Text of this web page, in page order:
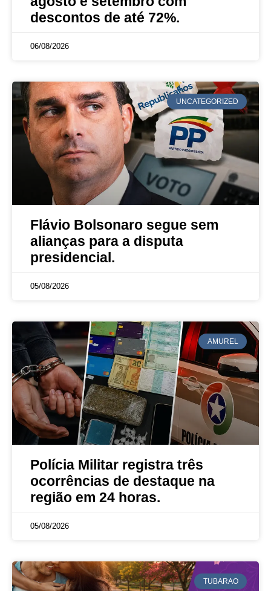
descontos de até 72%.
06/08/2026
UNCATEGORIZED
Flávio Bolsonaro segue sem
alianças para a disputa
presidencial.
05/08/2026
AMUREL
Polícia Militar registra três
ocorrências de destaque na
região em 24 horas.
05/08/2026
TUBARAO